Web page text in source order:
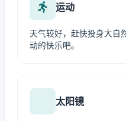
运动
天气较好，赶快投身大自
动的快乐吧。
太阳镜